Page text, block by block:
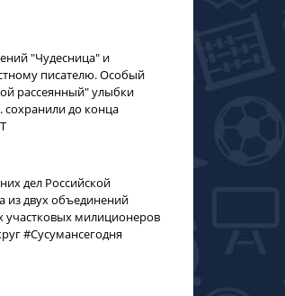
"Чудесница" и
писателю. Особый
рассеянный" улыбки
сохранили до конца
дел Российской
из двух объединений
участковых милиционеров
#Сусумансегодня